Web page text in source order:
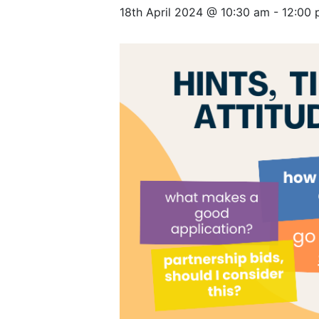
18th April 2024 @ 10:30 am - 12:00